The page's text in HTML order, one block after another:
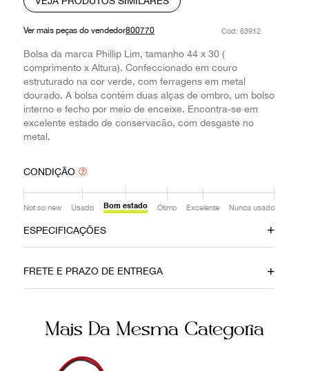
Ver mais peças do vendedor800770 : 63912
Bolsa da marca Phillip Lim, tamanho 44 x 30 (
comprimento x Altura). Confeccionado em couro
estruturado na cor verde, com ferragens em metal
dourado. A bolsa contém duas alças de ombro, um bolso
interno e fecho por meio de enceixe. Encontra-se em
excelente estado de conservacão, com desgaste no
metal.
CONDIÇÃO
Not so new Usado Bom estado Ótimo Excelente Nunca usado
ESPECIFICAÇÕES
03052021 Couro
Verde Encaixe
Fornecedor
FRETE E PRAZO DE ENTREGA
Não sei meu CEP
Mais Da Mesma Categoria